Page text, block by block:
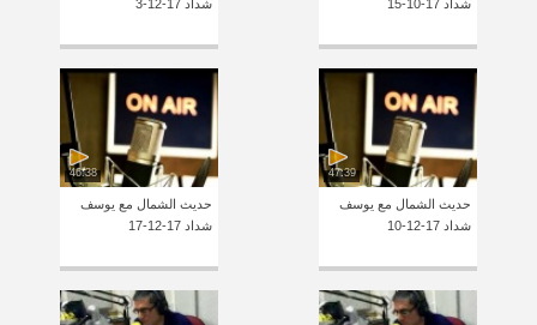
شداد 17-10-15
شداد 17-12-3
47:39
حديث الشمال مع يوسف
شداد 17-12-10
46:38
حديث الشمال مع يوسف
شداد 17-12-17